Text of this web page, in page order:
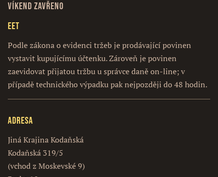
Víkend zavřeno
EET
Podle zákona o evidenci tržeb je prodávající povinen
vystavit kupujícímu účtenku. Zároveň je povinen
zaevidovat přijatou tržbu u správce daně on-line; v
případě technického výpadku pak nejpozději do 48 hodin.
Adresa
Jiná Krajina Kodaňská
Kodaňská 319/5
(vchod z Moskevské 9)